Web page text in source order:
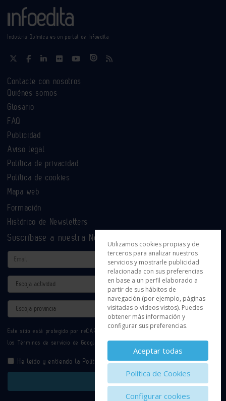
Industria Química es un portal de Infoedita
Contacte con nosotros
Quiénes somos
Glosario
FAQ
Publicidad
Aviso legal
Política de privacidad
Política de cookies
Mapa web
Formación
Histórico de Newsletters
Suscríbase a nuestra Newsletter
Email
Actividad
Provincia
Este sitio está protegido por reCAPTCHA y se aplican la
los Términos de servicio de Google.
He leído y entiendo la Política de Privacidad
Enviar
Utilizamos cookies propias y de
terceros para analizar nuestros
servicios y mostrarle publicidad
relacionada con sus preferencias
en base a un perfil elaborado a
partir de sus hábitos de
navegación (por ejemplo, páginas
visitadas o videos vistos). Puedes
obtener más información y
configurar sus preferencias.
Aceptar todas
Política de Cookies
Configurar cookies